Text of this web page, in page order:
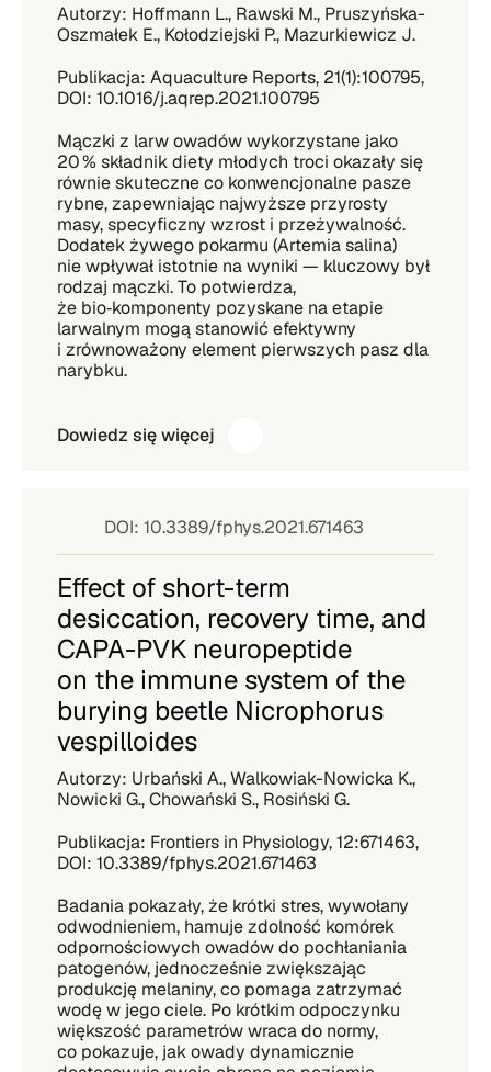
Autorzy: Hoffmann L., Rawski M., Pruszyńska-
Oszmałek E., Kołodziejski P., Mazurkiewicz J.
Publikacja: Aquaculture Reports, 21(1):100795,
DOI: 10.1016/j.aqrep.2021.100795
Mączki z larw owadów wykorzystane jako
20 % składnik diety młodych troci okazały się
równie skuteczne co konwencjonalne pasze
rybne, zapewniając najwyższe przyrosty
masy, specyficzny wzrost i przeżywalność.
Dodatek żywego pokarmu (Artemia salina)
nie wpływał istotnie na wyniki — kluczowy był
rodzaj mączki. To potwierdza,
że bio‑komponenty pozyskane na etapie
larwalnym mogą stanowić efektywny
i zrównoważony element pierwszych pasz dla
narybku.
Dowiedz się więcej
DOI: 10.3389/fphys.2021.671463
Effect of short-term
desiccation, recovery time, and
CAPA-PVK neuropeptide
on the immune system of the
burying beetle Nicrophorus
vespilloides
Autorzy: Urbański A., Walkowiak-Nowicka K.,
Nowicki G., Chowański S., Rosiński G.
Publikacja: Frontiers in Physiology, 12:671463,
DOI: 10.3389/fphys.2021.671463
Badania pokazały, że krótki stres, wywołany
odwodnieniem, hamuje zdolność komórek
odpornościowych owadów do pochłaniania
patogenów, jednocześnie zwiększając
produkcję melaniny, co pomaga zatrzymać
wodę w jego ciele. Po krótkim odpoczynku
większość parametrów wraca do normy,
co pokazuje, jak owady dynamicznie